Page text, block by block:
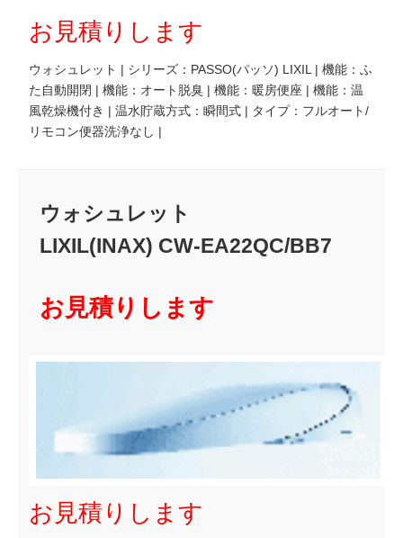
お見積りします
ウォシュレット | シリーズ：PASSO(パッソ) LIXIL | 機能：ふ
た自動開閉 | 機能：オート脱臭 | 機能：暖房便座 | 機能：温
風乾燥機付き | 温水貯蔵方式：瞬間式 | タイプ：フルオート/
リモコン便器洗浄なし |
ウォシュレット
LIXIL(INAX) CW-EA22QC/BB7
お見積りします
お見積りします